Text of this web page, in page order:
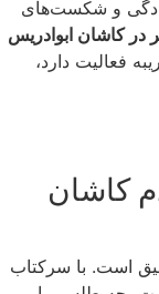
و شکست‌های
در کاشان ابوادریس
فعالیت دارد،
کاشان
است. با سرکتاب